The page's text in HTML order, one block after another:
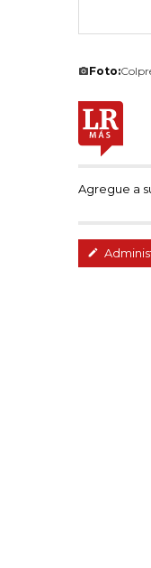
Foto:
Agregue a